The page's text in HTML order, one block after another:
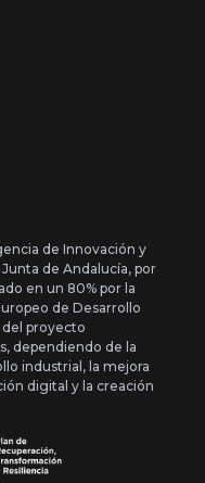
de Innovación y
de Andalucía, por
en un 80% por la
de Desarrollo
del proyecto
dependiendo de la
industrial, la mejora
digital y la creación